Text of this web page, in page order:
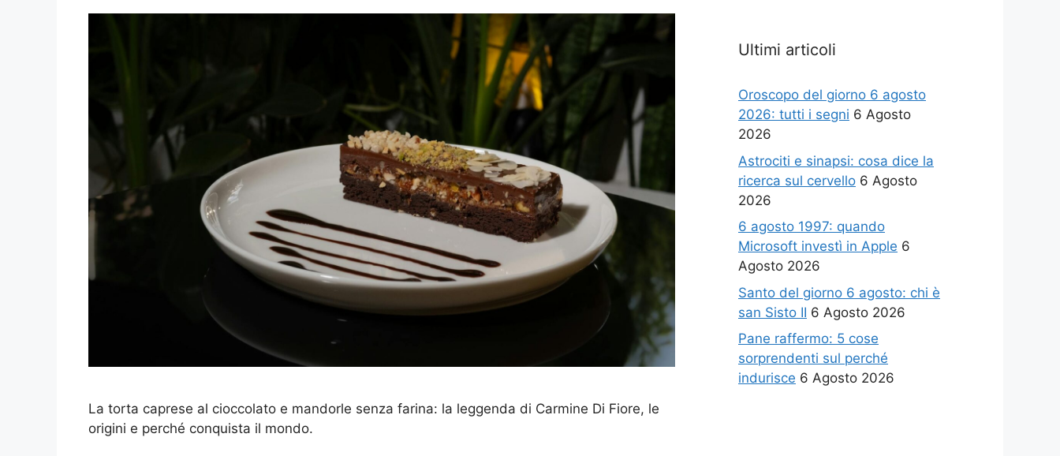
La torta caprese al cioccolato e mandorle senza farina: la leggenda di Carmine Di Fiore, le
origini e perché conquista il mondo.
Ultimi articoli
Oroscopo del giorno 6 agosto
2026: tutti i segni 6 Agosto
2026
Astrociti e sinapsi: cosa dice la
ricerca sul cervello 6 Agosto
2026
6 agosto 1997: quando
Microsoft investì in Apple 6
Agosto 2026
Santo del giorno 6 agosto: chi è
san Sisto II 6 Agosto 2026
Pane raffermo: 5 cose
sorprendenti sul perché
indurisce 6 Agosto 2026